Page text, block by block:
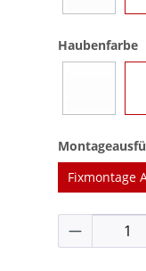
Haubenfarbe
Fixmontage